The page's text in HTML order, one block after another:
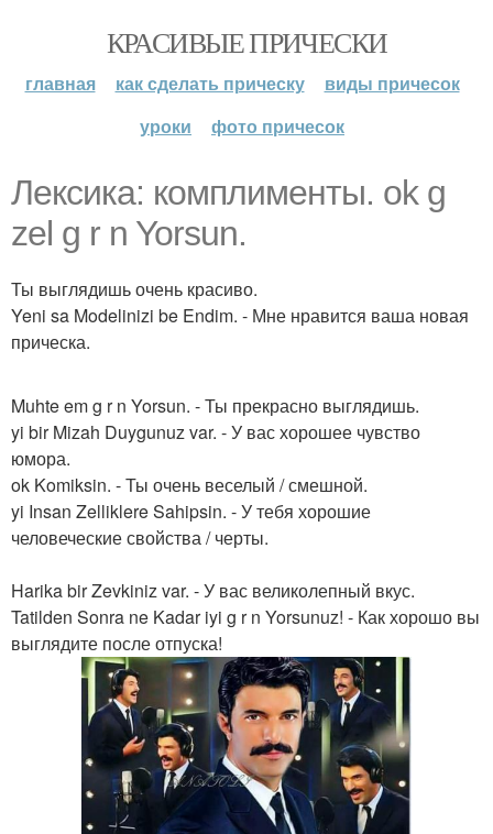
КРАСИВЫЕ ПРИЧЕСКИ
главная как сделать прическу
виды причесок
уроки
фото причесок
Лексика: комплименты. ok g
zel g r n Yorsun.
Ты выглядишь очень красиво.
Yeni sa Modelinizi be Endim. - Мне нравится ваша новая
прическа.
Muhte em g r n Yorsun. - Ты прекрасно выглядишь.
yi bir Mizah Duygunuz var. - У вас хорошее чувство
юмора.
ok Komiksin. - Ты очень веселый / смешной.
yi Insan Zelliklere Sahipsin. - У тебя хорошие
человеческие свойства / черты.
Harika bir Zevkiniz var. - У вас великолепный вкус.
Tatilden Sonra ne Kadar iyi g r n Yorsunuz! - Как хорошо вы
выглядите после отпуска!